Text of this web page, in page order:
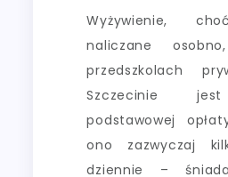
Wyżywienie,
naliczane
przedszkolach
Szczecinie
podstawowej
ono zazwyczaj
dziennie –